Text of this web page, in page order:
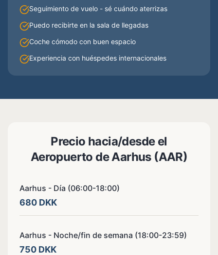
Seguimiento de vuelo - sé cuándo aterrizas
Puedo recibirte en la sala de llegadas
Coche cómodo con buen espacio
Experiencia con huéspedes internacionales
Precio hacia/desde el
Aeropuerto de Aarhus (AAR)
Aarhus - Día (06:00-18:00)
680 DKK
Aarhus - Noche/fin de semana (18:00-23:59)
750 DKK